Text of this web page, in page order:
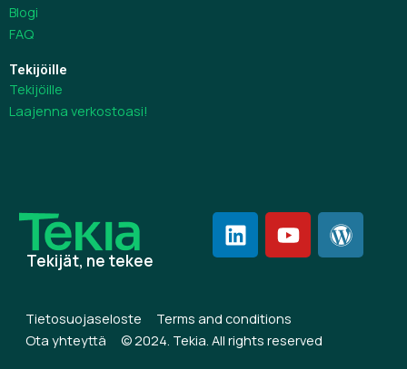
Blogi
FAQ
Tekijöille
Tekijöille
Laajenna verkostoasi!
Tekijät, ne tekee
L
i
n
e
d
i
Y
o
u
u
b
W
o
r
Tietosuojaseloste
Terms and conditions
Ota yhteyttä
© 2024. Tekia. All rights reserved